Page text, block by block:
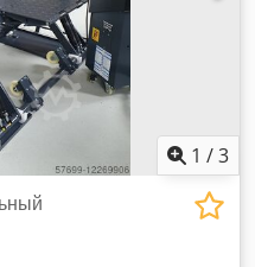
длина 1,35 м x
патрон в
плату Как на
цена 2900 €
в комплекте со
с
с резьбовой
4000 кг
1 /3